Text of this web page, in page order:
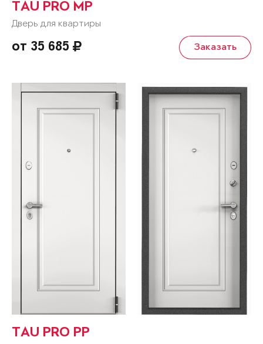
TAU PRO MP
Дверь для квартиры
от 35 685 Заказать
TAU PRO PP